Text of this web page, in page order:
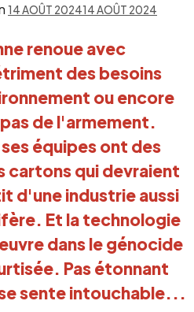
14 AOÛT 202414 AOÛT 2024
renoue avec
des besoins
ou encore
de l'armement.
équipes ont des
cartons qui devraient
d'une industrie aussi
Et la technologie
dans le génocide
Pas étonnant
sente intouchable...